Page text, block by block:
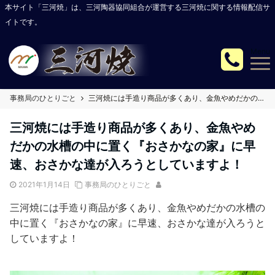
本サイト「三河焼」は、三河陶器協同組合が運営する三河焼に関する情報配信サ
イトです。
Menu
事務局のひとりごと 三河焼には手造り商品が多くあり、金魚やめだかの水槽の中に置く『おさかなの家』に早速、おさかな達が入ろうとしていますよ！
三河焼には手造り商品が多くあり、金魚やめ
だかの水槽の中に置く『おさかなの家』に早
速、おさかな達が入ろうとしていますよ！
2021年1月14日 事務局のひとりごと
三河焼には手造り商品が多くあり、金魚やめだかの水槽の
中に置く『おさかなの家』に早速、おさかな達が入ろうと
していますよ！